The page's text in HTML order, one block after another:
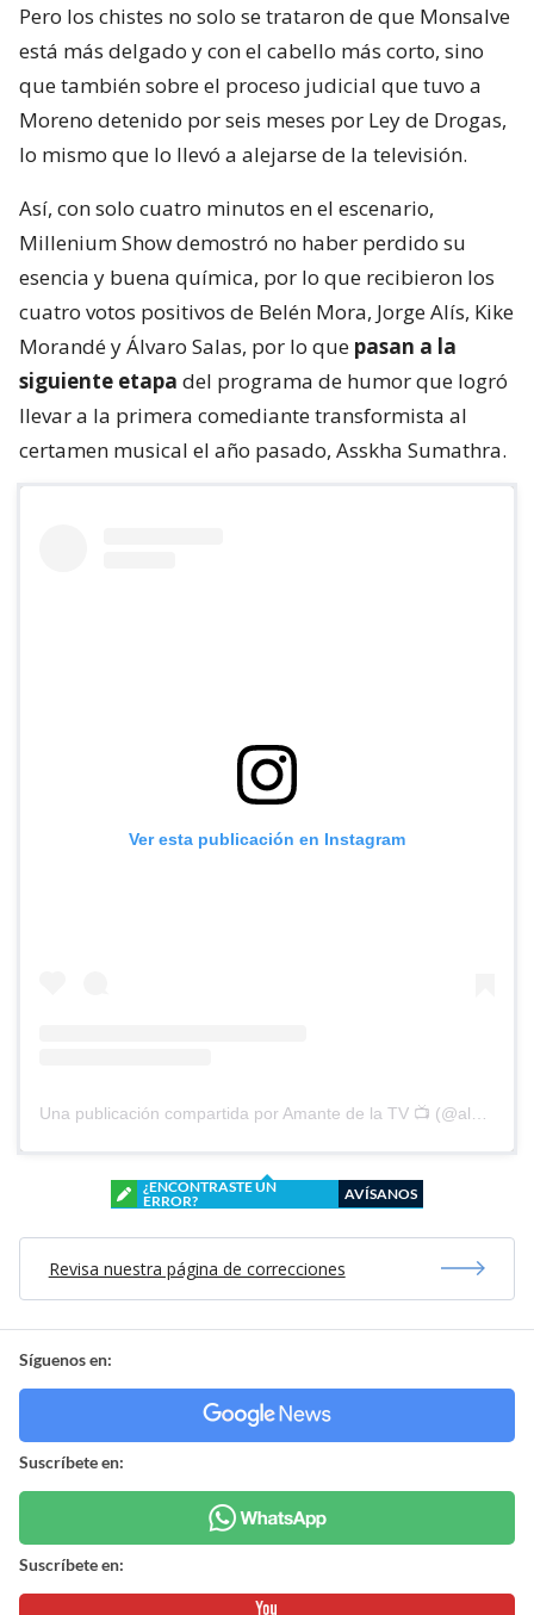
Pero los chistes no solo se trataron de que Monsalve
está más delgado y con el cabello más corto, sino
que también sobre el proceso judicial que tuvo a
Moreno detenido por seis meses por Ley de Drogas,
lo mismo que lo llevó a alejarse de la televisión.
Así, con solo cuatro minutos en el escenario,
Millenium Show demostró no haber perdido su
esencia y buena química, por lo que recibieron los
cuatro votos positivos de Belén Mora, Jorge Alís, Kike
Morandé y Álvaro Salas, por lo que pasan a la
siguiente etapa del programa de humor que logró
llevar a la primera comediante transformista al
certamen musical el año pasado, Asskha Sumathra.
Ver esta publicación en Instagram
¿ENCONTRASTE UN
ERROR?
AVÍSANOS
Revisa nuestra página de correcciones
Síguenos en:
Suscríbete en:
Suscríbete en: